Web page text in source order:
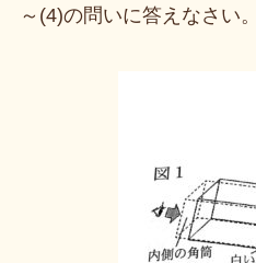
～(4)の問いに答えなさい。